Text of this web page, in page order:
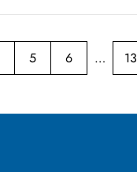
5 6 13